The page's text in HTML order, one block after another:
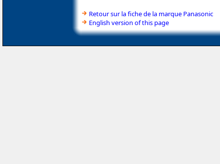
Retour sur la fiche de la marque Panasonic
English version of this page